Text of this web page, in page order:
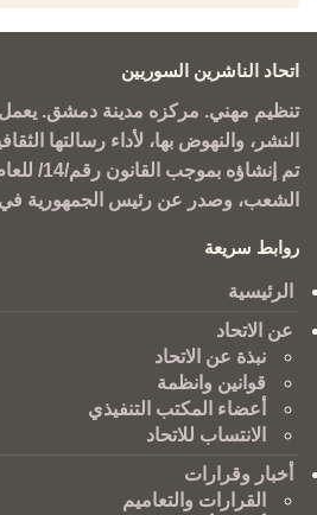
اتحاد الناشرين السوريين
تنظيم مهني. مركزه مدينة دمشق.
النشر، والنهوض بها، لأداء رسالتها
الشعب، وصدر عن رئيس الجمهورية في 26/5/2005
روابط سريعة
الرئيسية
عن الاتحاد
نبذة عن الاتحاد
قوانين وانظمة
أعضاء المكتب التنفيذي
الانتساب للاتحاد
أخبار وقرارات
القرارات والتعاميم